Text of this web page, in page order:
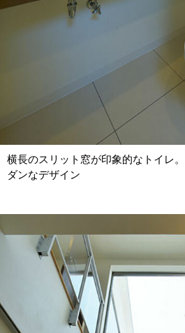
横長のスリット窓が印象的なトイレ
ダンなデザイン